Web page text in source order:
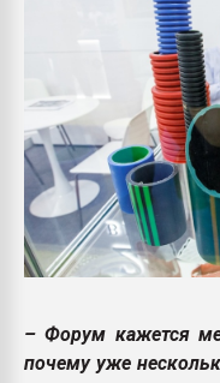
– Форум кажется
почему уже